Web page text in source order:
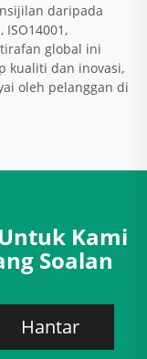
daripada
global ini
kualiti dan inovasi,
oleh pelanggan di
Kami
Soalan
Hantar